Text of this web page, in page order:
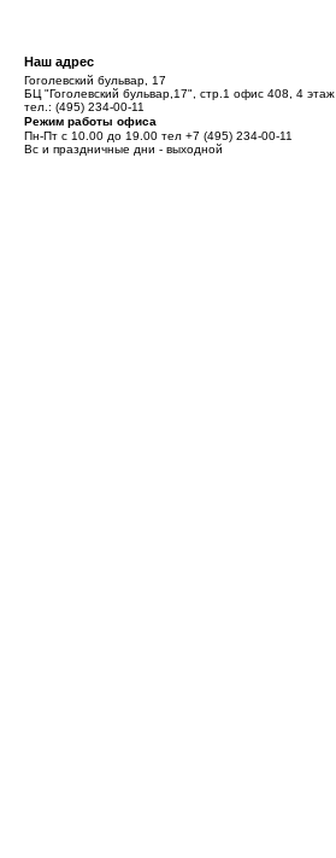
Наш адрес
Гоголевский бульвар, 17
БЦ "Гоголевский бульвар,17", стр.1 офис 408, 4 этаж
тел.: (495) 234-00-11
Режим работы офиса
Пн-Пт с 10.00 до 19.00 тел +7 (495) 234-00-11
Вс и праздничные дни - выходной